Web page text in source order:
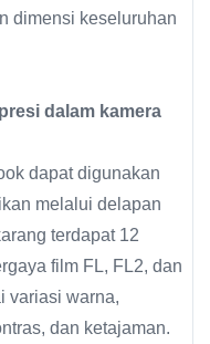
dimensi keseluruhan
dalam kamera
dapat digunakan
melalui delapan
terdapat 12
film FL, FL2, dan
variasi warna,
dan ketajaman.